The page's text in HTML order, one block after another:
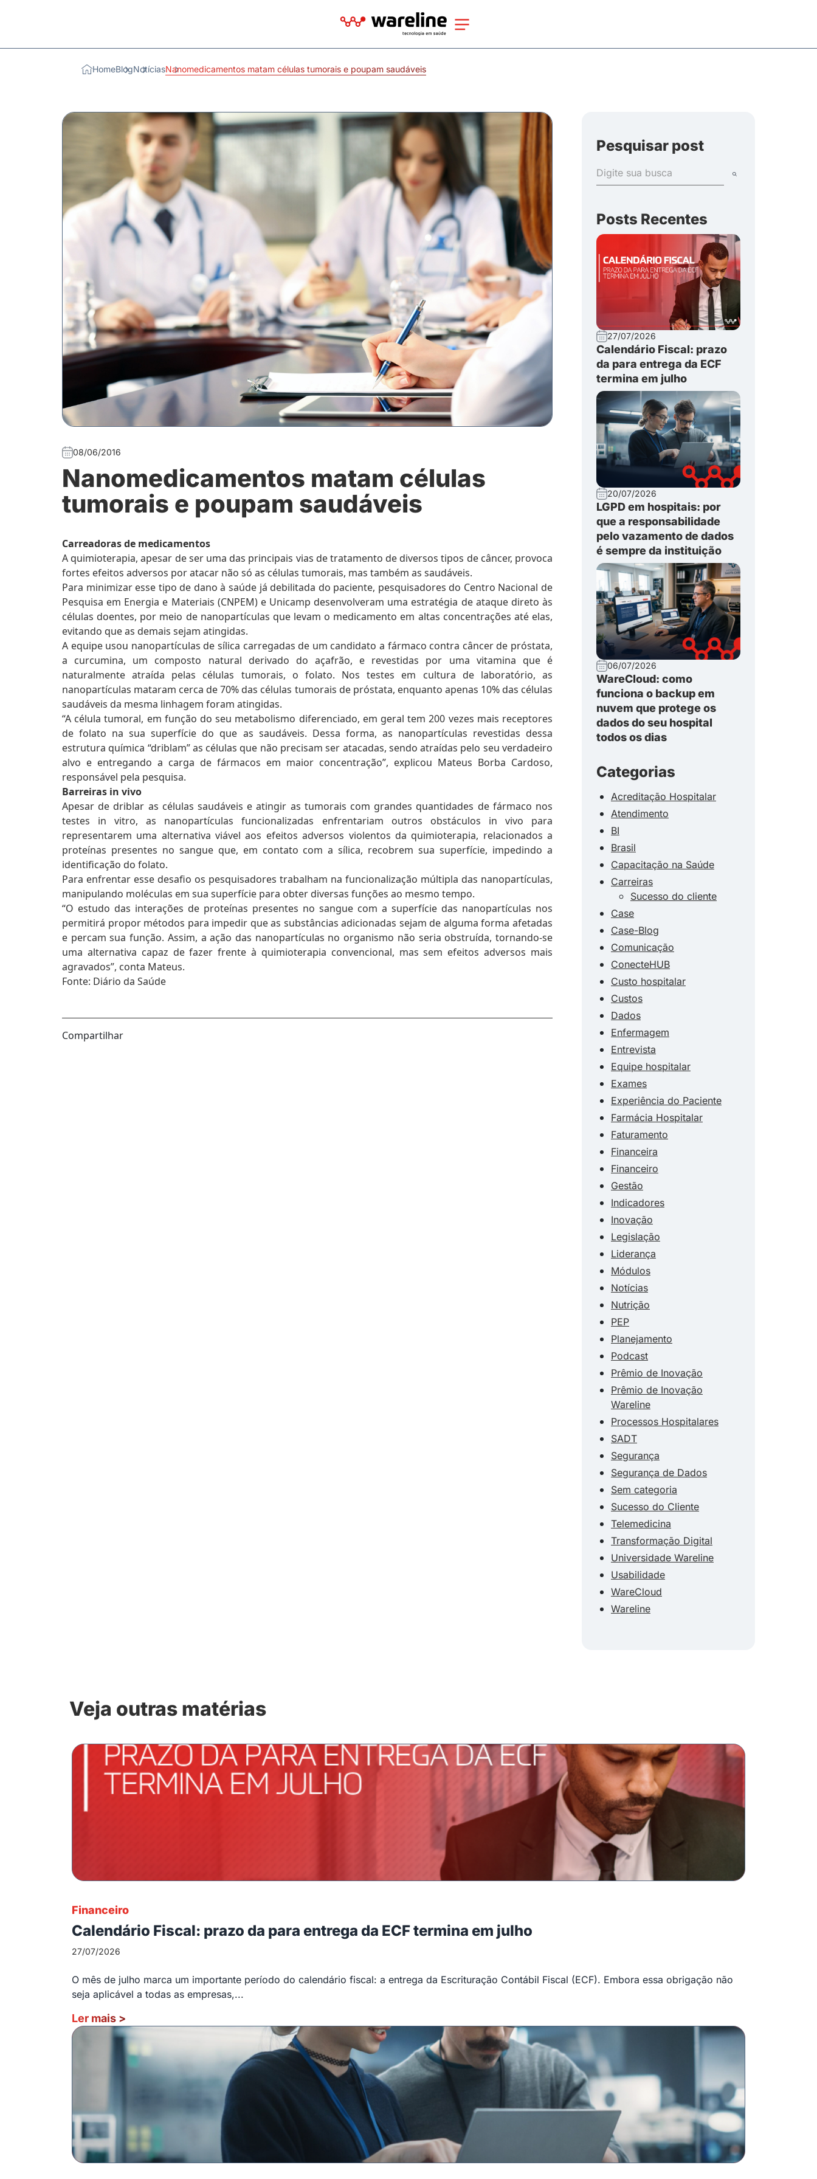
HomeBlogNotíciasNanomedicamentos matam células tumorais e poupam saudáveis
08/06/2016
Nanomedicamentos matam células
tumorais e poupam saudáveis
Carreadoras de medicamentos
A quimioterapia, apesar de ser uma das principais vias de tratamento de diversos tipos de câncer, provoca
fortes efeitos adversos por atacar não só as células tumorais, mas também as saudáveis.
Para minimizar esse tipo de dano à saúde já debilitada do paciente, pesquisadores do Centro Nacional de
Pesquisa em Energia e Materiais (CNPEM) e Unicamp desenvolveram uma estratégia de ataque direto às
células doentes, por meio de nanopartículas que levam o medicamento em altas concentrações até elas,
evitando que as demais sejam atingidas.
A equipe usou nanopartículas de sílica carregadas de um candidato a fármaco contra câncer de próstata,
a curcumina, um composto natural derivado do açafrão, e revestidas por uma vitamina que é
naturalmente atraída pelas células tumorais, o folato. Nos testes em cultura de laboratório, as
nanopartículas mataram cerca de 70% das células tumorais de próstata, enquanto apenas 10% das células
saudáveis da mesma linhagem foram atingidas.
“A célula tumoral, em função do seu metabolismo diferenciado, em geral tem 200 vezes mais receptores
de folato na sua superfície do que as saudáveis. Dessa forma, as nanopartículas revestidas dessa
estrutura química “driblam” as células que não precisam ser atacadas, sendo atraídas pelo seu verdadeiro
alvo e entregando a carga de fármacos em maior concentração”, explicou Mateus Borba Cardoso,
responsável pela pesquisa.
Barreiras in vivo
Apesar de driblar as células saudáveis e atingir as tumorais com grandes quantidades de fármaco nos
testes in vitro, as nanopartículas funcionalizadas enfrentariam outros obstáculos in vivo para
representarem uma alternativa viável aos efeitos adversos violentos da quimioterapia, relacionados a
proteínas presentes no sangue que, em contato com a sílica, recobrem sua superfície, impedindo a
identificação do folato.
Para enfrentar esse desafio os pesquisadores trabalham na funcionalização múltipla das nanopartículas,
manipulando moléculas em sua superfície para obter diversas funções ao mesmo tempo.
“O estudo das interações de proteínas presentes no sangue com a superfície das nanopartículas nos
permitirá propor métodos para impedir que as substâncias adicionadas sejam de alguma forma afetadas
e percam sua função. Assim, a ação das nanopartículas no organismo não seria obstruída, tornando-se
uma alternativa capaz de fazer frente à quimioterapia convencional, mas sem efeitos adversos mais
agravados”, conta Mateus.
Fonte: Diário da Saúde
Compartilhar
Pesquisar post
Posts Recentes
27/07/2026
Calendário Fiscal: prazo
da para entrega da ECF
termina em julho
20/07/2026
LGPD em hospitais: por
que a responsabilidade
pelo vazamento de dados
é sempre da instituição
06/07/2026
WareCloud: como
funciona o backup em
nuvem que protege os
dados do seu hospital
todos os dias
Categorias
Acreditação Hospitalar
Atendimento
BI
Brasil
Capacitação na Saúde
Carreiras
Sucesso do cliente
Case
Case-Blog
Comunicação
ConecteHUB
Custo hospitalar
Custos
Dados
Enfermagem
Entrevista
Equipe hospitalar
Exames
Experiência do Paciente
Farmácia Hospitalar
Faturamento
Financeira
Financeiro
Gestão
Indicadores
Inovação
Legislação
Liderança
Módulos
Notícias
Nutrição
PEP
Planejamento
Podcast
Prêmio de Inovação
Prêmio de Inovação
Wareline
Processos Hospitalares
SADT
Segurança
Segurança de Dados
Sem categoria
Sucesso do Cliente
Telemedicina
Transformação Digital
Universidade Wareline
Usabilidade
WareCloud
Wareline
Veja outras matérias
Financeiro
Calendário Fiscal: prazo da para entrega da ECF termina em julho
27/07/2026
O mês de julho marca um importante período do calendário fiscal: a entrega da Escrituração Contábil Fiscal (ECF). Embora essa obrigação não
seja aplicável a todas as empresas,...
Ler mais >